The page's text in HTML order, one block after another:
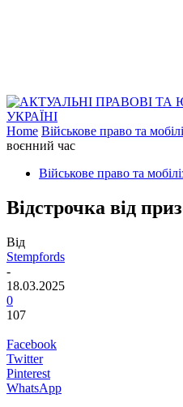
Home Військове право та
воєнний час
Військове право та
Відстрочка від
Від
Stempfords
-
18.03.2025
0
107
Facebook
Twitter
Pinterest
WhatsApp